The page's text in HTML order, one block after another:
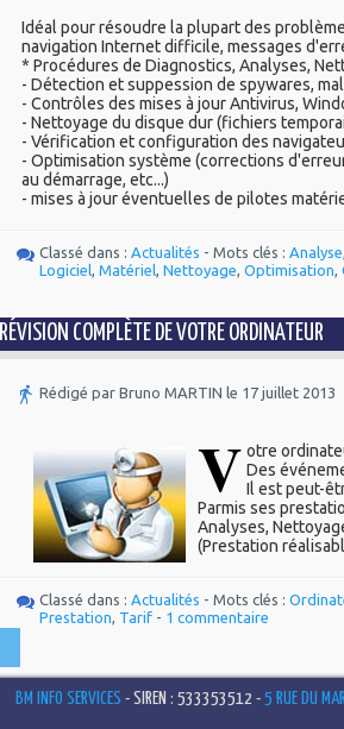
Idéal pour résoudre la plupart des
navigation Internet difficile, messages
* Procédures de Diagnostics, Analyses,
- Détection et suppession de spywares,
- Contrôles des mises à jour Antivirus,
- Nettoyage du disque dur (fichiers
- Vérification et configuration des
- Optimisation système (corrections
au démarrage, etc...)
- mises à jour éventuelles de pilotes
Classé dans : Actualités - Mots clés : Analyse,
Logiciel, Matériel, Nettoyage, Optimisation,
RÉVISION COMPLÈTE DE VOTRE ORDINATEUR
Rédigé par Bruno MARTIN le 17 juillet 2013
V otre
Des
Il est peut-
Parmis ses
Analyses,
(Prestation
Classé dans : Actualités - Mots clés :
Prestation, Tarif - 1 commentaire
BM INFO SERVICES - SIREN : 533353512 - 5 RUE DU